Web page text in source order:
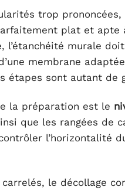
trop
plat et apte
l’étanchéité murale
membrane
étapes sont autant de
la préparation est le
que les rangées de
l’horizontalité
le décollage